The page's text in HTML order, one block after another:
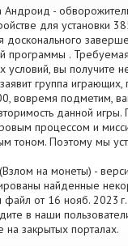
Андроид -
для установки
программы .
вы получите
группа
вовремя подметим,
данной
процессом и
тоном. Поэтому мы
на монеты) -
найденные
от 16 нояб. 2023
в наши
закрытых порталах.